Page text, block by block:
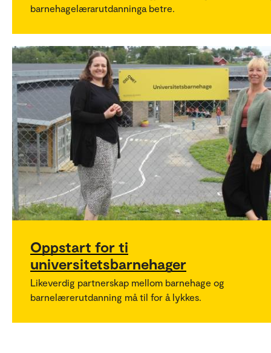
barnehagelærarutdanninga betre.
Oppstart for ti
universitetsbarnehager
Likeverdig partnerskap mellom barnehage og
barnelærerutdanning må til for å lykkes.